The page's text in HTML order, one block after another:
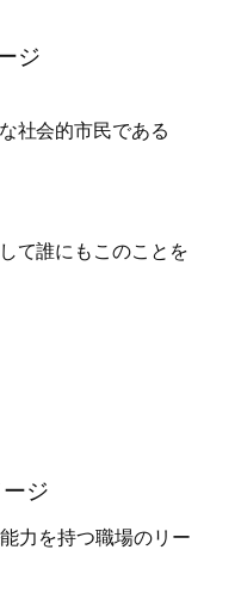
ジ
社会的市民である
て誰にもこのことを
ジ
力を持つ職場のリー